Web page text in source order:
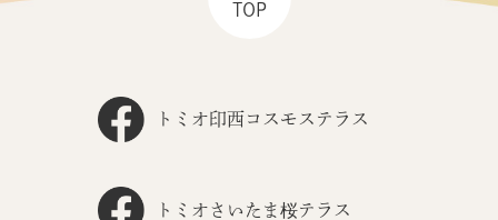
TOP
トミオ印西コスモステラス
トミオさいたま桜テラス